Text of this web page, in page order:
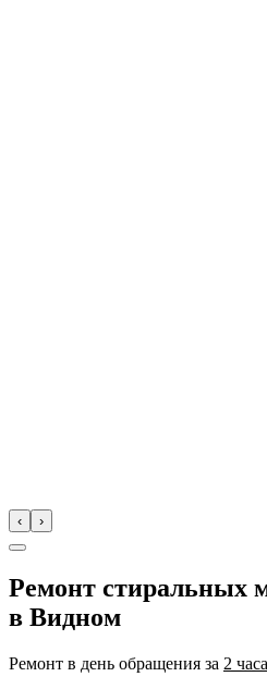
‹ ›
Ремонт стиральных
в Видном
Ремонт в день обращения за 2 часа